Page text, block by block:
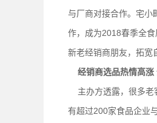
与厂商对接合作。宅小
作，成为2018春季全
新老经销商朋友，拓宽
经销商选品热情高涨
主办方透露，很多老
有超过200家食品企业